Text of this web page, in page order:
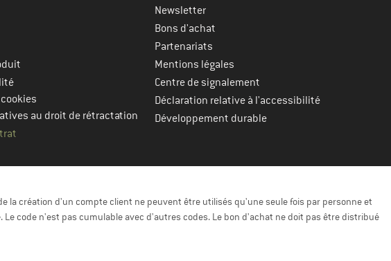
au droit de rétractation
Newsletter
Bons d'achat
Partenariats
Mentions légales
Centre de signalement
Déclaration relative à l'accessibilité
Développement durable
création d'un compte client ne peuvent être utilisés qu'une seule fois par personne et
code n'est pas cumulable avec d'autres codes. Le bon d'achat ne doit pas être distribué